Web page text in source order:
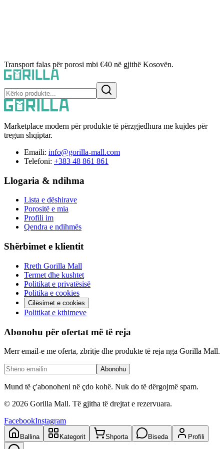
Transport falas për porosi mbi €40 në gjithë Kosovën.
Marketplace modern për produkte të përzgjedhura me kujdes për
tregun shqiptar.
Emaili: info@gorilla-mall.com
Telefoni: +383 48 861 861
Llogaria & ndihma
Lista e dëshirave
Porositë e mia
Profili im
Qendra e ndihmës
Shërbimet e klientit
Rreth Gorilla Mall
Termet dhe kushtet
Politikat e privatësisë
Politika e cookies
Cilësimet e cookies
Politikat e kthimeve
Abonohu për ofertat më të reja
Merr email-e me oferta, zbritje dhe produkte të reja nga Gorilla Mall.
Abonohu
Mund të ç'abonoheni në çdo kohë. Nuk do të dërgojmë spam.
© 2026 Gorilla Mall. Të gjitha të drejtat e rezervuara.
FacebookInstagram
Ballina Kategorit Shporta Biseda Profili